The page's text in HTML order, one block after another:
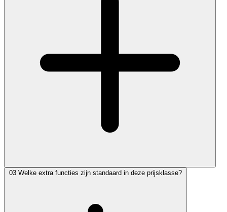
03 Welke extra functies zijn standaard in deze prijsklasse?